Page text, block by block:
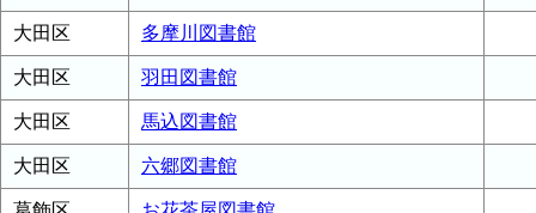
大田区 多摩川図書館
大田区 羽田図書館
大田区 馬込図書館
大田区 六郷図書館